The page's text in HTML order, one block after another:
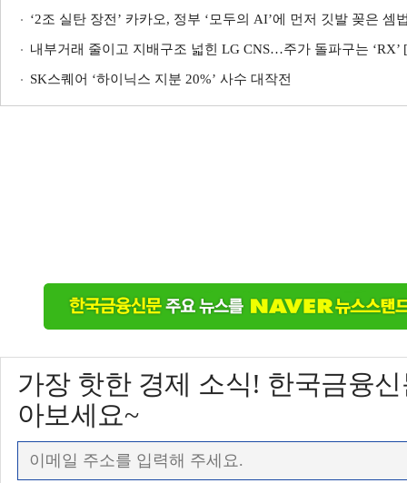
‘2조 실탄 장전’ 카카오, 정부 ‘모두의 AI’에 먼저 깃발 꽂은 셈
내부거래 줄이고 지배구조 넓힌 LG CNS…주가 돌파구는
SK스퀘어 ‘하이닉스 지분 20%’ 사수 대작전
가장 핫한 경제 소식! 한국금융
아보세요~